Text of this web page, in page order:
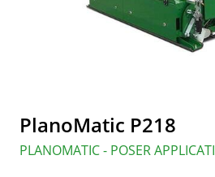
PlanoMatic P218
PLANOMATIC - POSER